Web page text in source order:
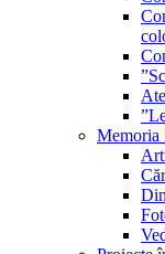
Memoria